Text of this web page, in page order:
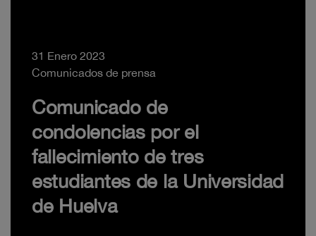
31 Enero 2023
Comunicados de prensa
Comunicado de
condolencias por el
fallecimiento de tres
estudiantes de la Universidad
de Huelva